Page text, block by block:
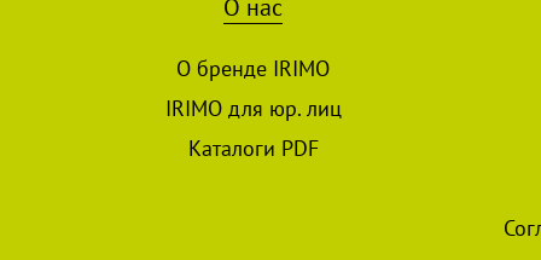
О нас
О бренде IRIMO
IRIMO для юр. лиц
Каталоги PDF